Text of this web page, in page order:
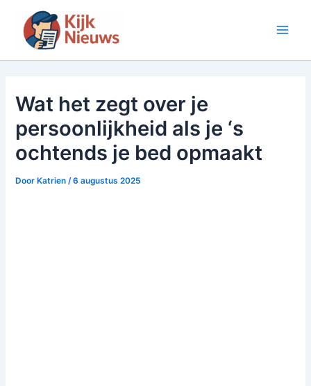
inhoud
Wat het zegt over je
persoonlijkheid als je ‘s
ochtends je bed opmaakt
Door Katrien/6 augustus 2025